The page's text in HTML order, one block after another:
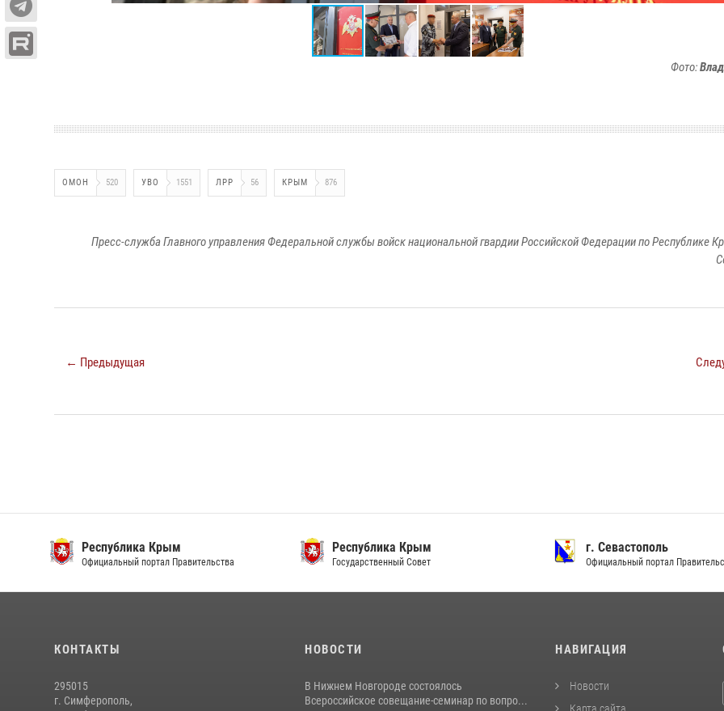
Фото:
ОМОН 520 УВО 1551 ЛРР 56 КРЫМ 876
Пресс-служба Главного управления Федеральной службы войск национальной гвардии Российской Федерации по Республике
← Предыдущая
Республика Крым
Официальный портал Правительства
Республика Крым
Государственный Совет
г. Севастополь
Официальный портал
КОНТАКТЫ
295015
г. Симферополь,
НОВОСТИ
В Нижнем Новгороде состоялось
Всероссийское совещание-семинар по вопро...
НАВИГАЦИЯ
Новости